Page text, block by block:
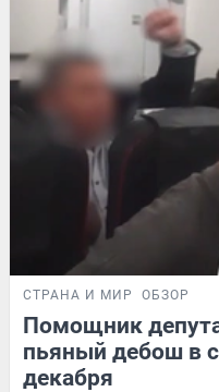
СТРАНА И МИР ОБЗОР
Помощник
пьяный дебош в
декабря